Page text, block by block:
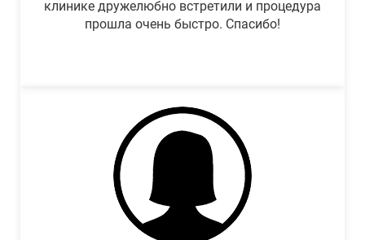
клинике дружелюбно встретили и процедура
прошла очень быстро. Спасибо!